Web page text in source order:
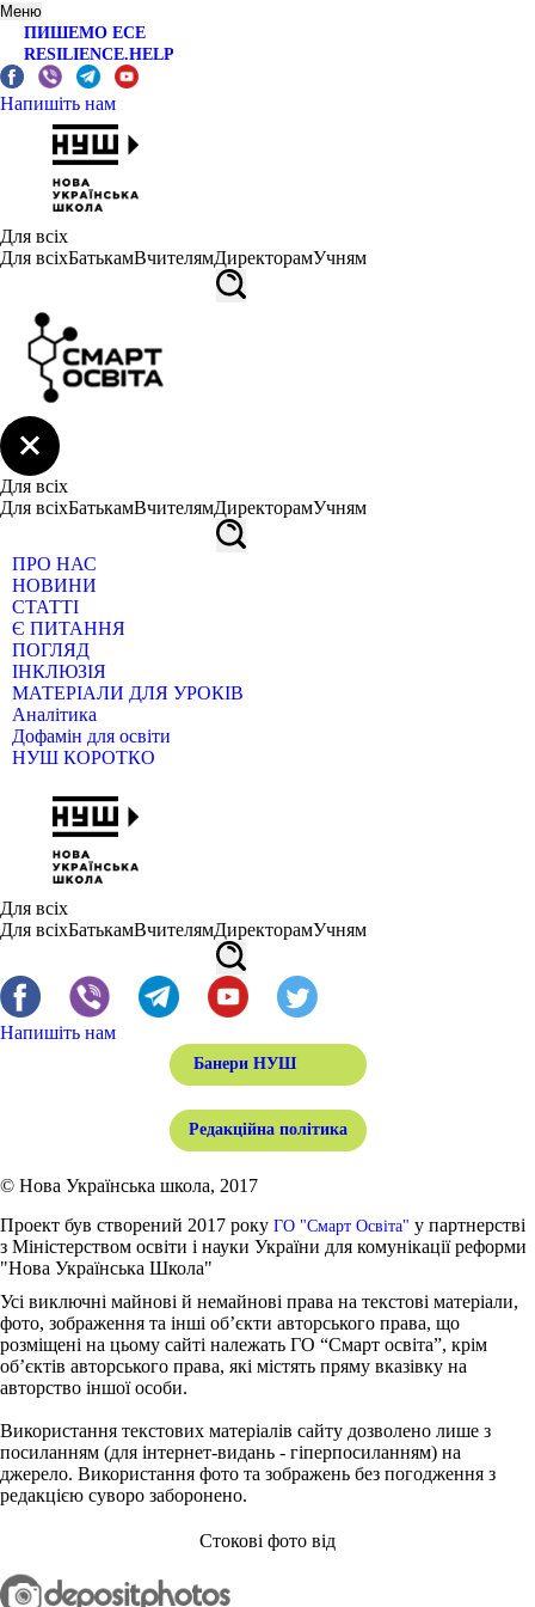
Меню
ПИШЕМО ЕСЕ
RESILIENCE.HELP
Напишіть нам
Для всіх
Для всіхБатькамВчителямДиректорамУчням
Для всіх
Для всіхБатькамВчителямДиректорамУчням
ПРО НАС
НОВИНИ
СТАТТІ
Є ПИТАННЯ
ПОГЛЯД
ІНКЛЮЗІЯ
МАТЕРІАЛИ ДЛЯ УРОКІВ
Аналітика
Дофамін для освіти
НУШ КОРОТКО
Для всіх
Для всіхБатькамВчителямДиректорамУчням
Напишіть нам
Банери НУШ
Редакційна політика
© Нова Українська школа, 2017
Проект був створений 2017 року ГО "Смарт Освіта" у партнерстві
з Міністерством освіти і науки України для комунікації реформи
"Нова Українська Школа"
Усі виключні майнові й немайнові права на текстові матеріали,
фото, зображення та інші об’єкти авторського права, що
розміщені на цьому сайті належать ГО “Смарт освіта”, крім
об’єктів авторського права, які містять пряму вказівку на
авторство іншої особи.
Використання текстових матеріалів сайту дозволено лише з
посиланням (для інтернет-видань - гіперпосиланням) на
джерело. Використання фото та зображень без погодження з
редакцією суворо заборонено.
Стокові фото від